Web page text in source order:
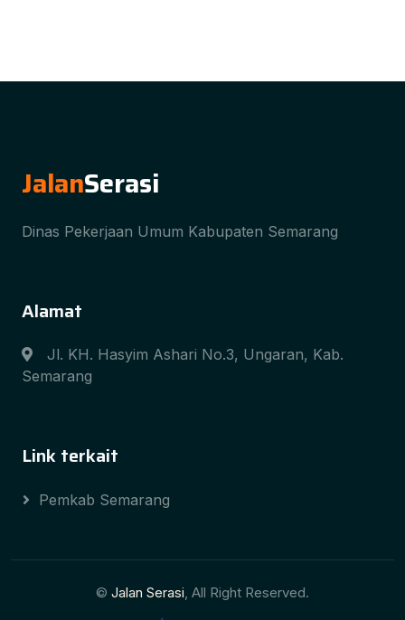
JalanSerasi
Dinas Pekerjaan Umum Kabupaten Semarang
Alamat
Jl. KH. Hasyim Ashari No.3, Ungaran, Kab.
Semarang
Link terkait
Pemkab Semarang
© Jalan Serasi, All Right Reserved.